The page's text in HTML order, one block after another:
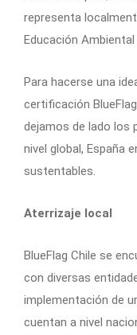
representa
Educación Ambiental
Para hacerse una
certificación
dejamos de lado los
nivel global, España
sustentables.
Aterrizaje local
BlueFlag Chile se
con diversas
implementación de
cuentan a nivel